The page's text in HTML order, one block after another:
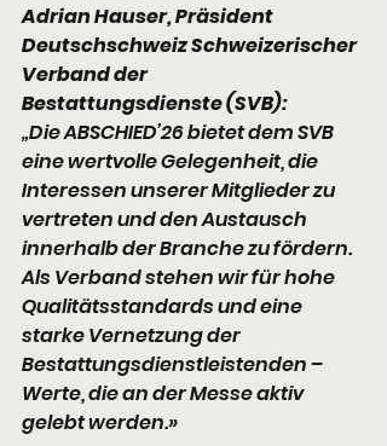
Adrian Hauser, Präsident
Deutschschweiz Schweizerischer
Verband der
Bestattungsdienste (SVB):
„Die ABSCHIED’26 bietet dem SVB
eine wertvolle Gelegenheit, die
Interessen unserer Mitglieder zu
vertreten und den Austausch
innerhalb der Branche zu fördern.
Als Verband stehen wir für hohe
Qualitätsstandards und eine
starke Vernetzung der
Bestattungsdienstleistenden –
Werte, die an der Messe aktiv
gelebt werden.»